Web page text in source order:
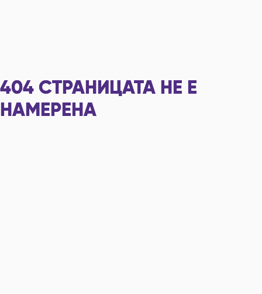
404 СТРАНИЦАТА НЕ Е
НАМЕРЕНА